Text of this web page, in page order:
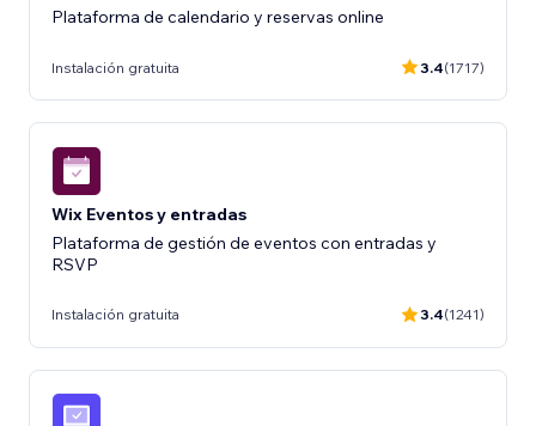
Plataforma de calendario y reservas online
Instalación gratuita 3.4(1717)
Wix Eventos y entradas
Plataforma de gestión de eventos con entradas y
RSVP
Instalación gratuita 3.4(1241)